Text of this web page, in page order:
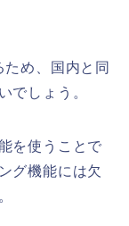
ため、国内と同
でしょう。
を使うことで
グ機能には欠